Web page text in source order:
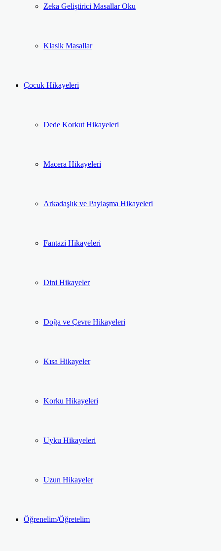
Zeka Geliştirici Masallar Oku
Klasik Masallar
Çocuk Hikayeleri
Dede Korkut Hikayeleri
Macera Hikayeleri
Arkadaşlık ve Paylaşma Hikayeleri
Fantazi Hikayeleri
Dini Hikayeler
Doğa ve Çevre Hikayeleri
Kısa Hikayeler
Korku Hikayeleri
Uyku Hikayeleri
Uzun Hikayeler
Öğrenelim/Öğretelim